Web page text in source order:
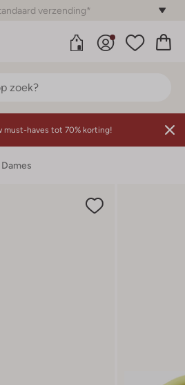
verzending*
must-haves tot 70% korting!